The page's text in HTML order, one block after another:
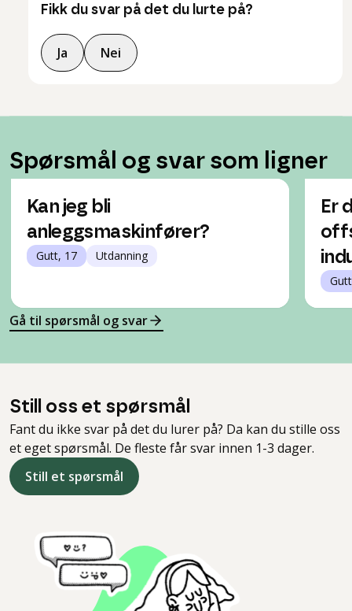
Fikk du svar på det du lurte på?
Ja Nei
Spørsmål og svar som ligner
Kan jeg bli
anleggsmaskinfører?
Gutt, 17 Utdanning
Er
Gå til spørsmål og svar
Still oss et spørsmål
Fant du ikke svar på det du lurer på? Da kan du stille oss
et eget spørsmål. De fleste får svar innen 1-3 dager.
Still et spørsmål